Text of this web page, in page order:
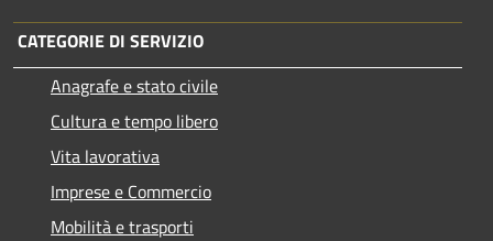
CATEGORIE DI SERVIZIO
Anagrafe e stato civile
Cultura e tempo libero
Vita lavorativa
Imprese e Commercio
Mobilità e trasporti